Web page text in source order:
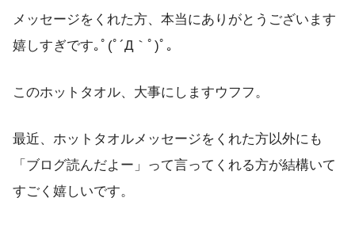
メッセージをくれた方、本当にありがとうございます
嬉しすぎです｡ﾟ(ﾟ´Д｀ﾟ)ﾟ｡
このホットタオル、大事にしますウフフ。
最近、ホットタオルメッセージをくれた方以外にも
「ブログ読んだよー」って言ってくれる方が結構いて
すごく嬉しいです。